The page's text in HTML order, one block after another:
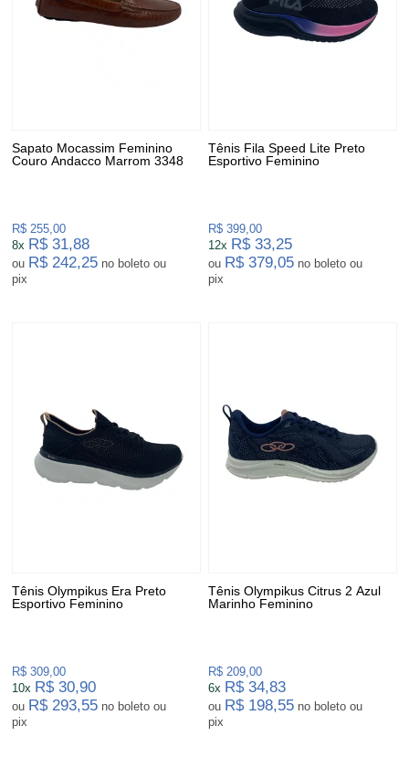
Sapato Mocassim Feminino
Couro Andacco Marrom 3348
R$ 255,00
8x R$ 31,88
ou R$ 242,25 no boleto ou
pix
Tênis Fila Speed Lite Preto
Esportivo Feminino
R$ 399,00
12x R$ 33,25
ou R$ 379,05 no boleto ou
pix
Tênis Olympikus Era Preto
Esportivo Feminino
R$ 309,00
10x R$ 30,90
ou R$ 293,55 no boleto ou
pix
Tênis Olympikus Citrus 2 Azul
Marinho Feminino
R$ 209,00
6x R$ 34,83
ou R$ 198,55 no boleto ou
pix